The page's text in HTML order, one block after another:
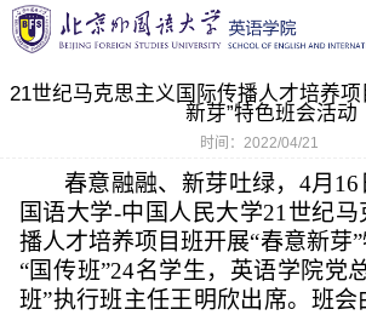
21世纪马克思主义国际传播人才培养项
新芽”特色班会活动
时间：2022/04/21
春意融融、新芽吐绿， 4月 16
国语大学-中国人民大学21 世纪马
播人才培养项目班开展“春意新芽”
“国传班”24名学生，英语学院党
班”执行班主任王明欣出席。班会